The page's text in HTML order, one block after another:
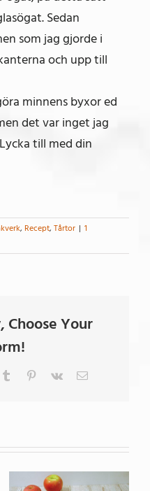
Sedan
som jag gjorde i
och upp till
minnens byxor ed
det var inget jag
till med din
, Recept, Tårtor | 1
Choose Your
Tumblr Pinterest
Vk
E-